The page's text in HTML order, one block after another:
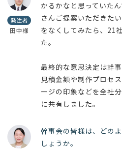
発注者
田中様
かるかなと思っていた
さんご提案いただきた
をなくしてみたら、21
た。
最終的な意思決定は幹
見積金額や制作プロセ
ージの印象などを全社
に共有しました。
幹事会の皆様は、どの
しょうか。